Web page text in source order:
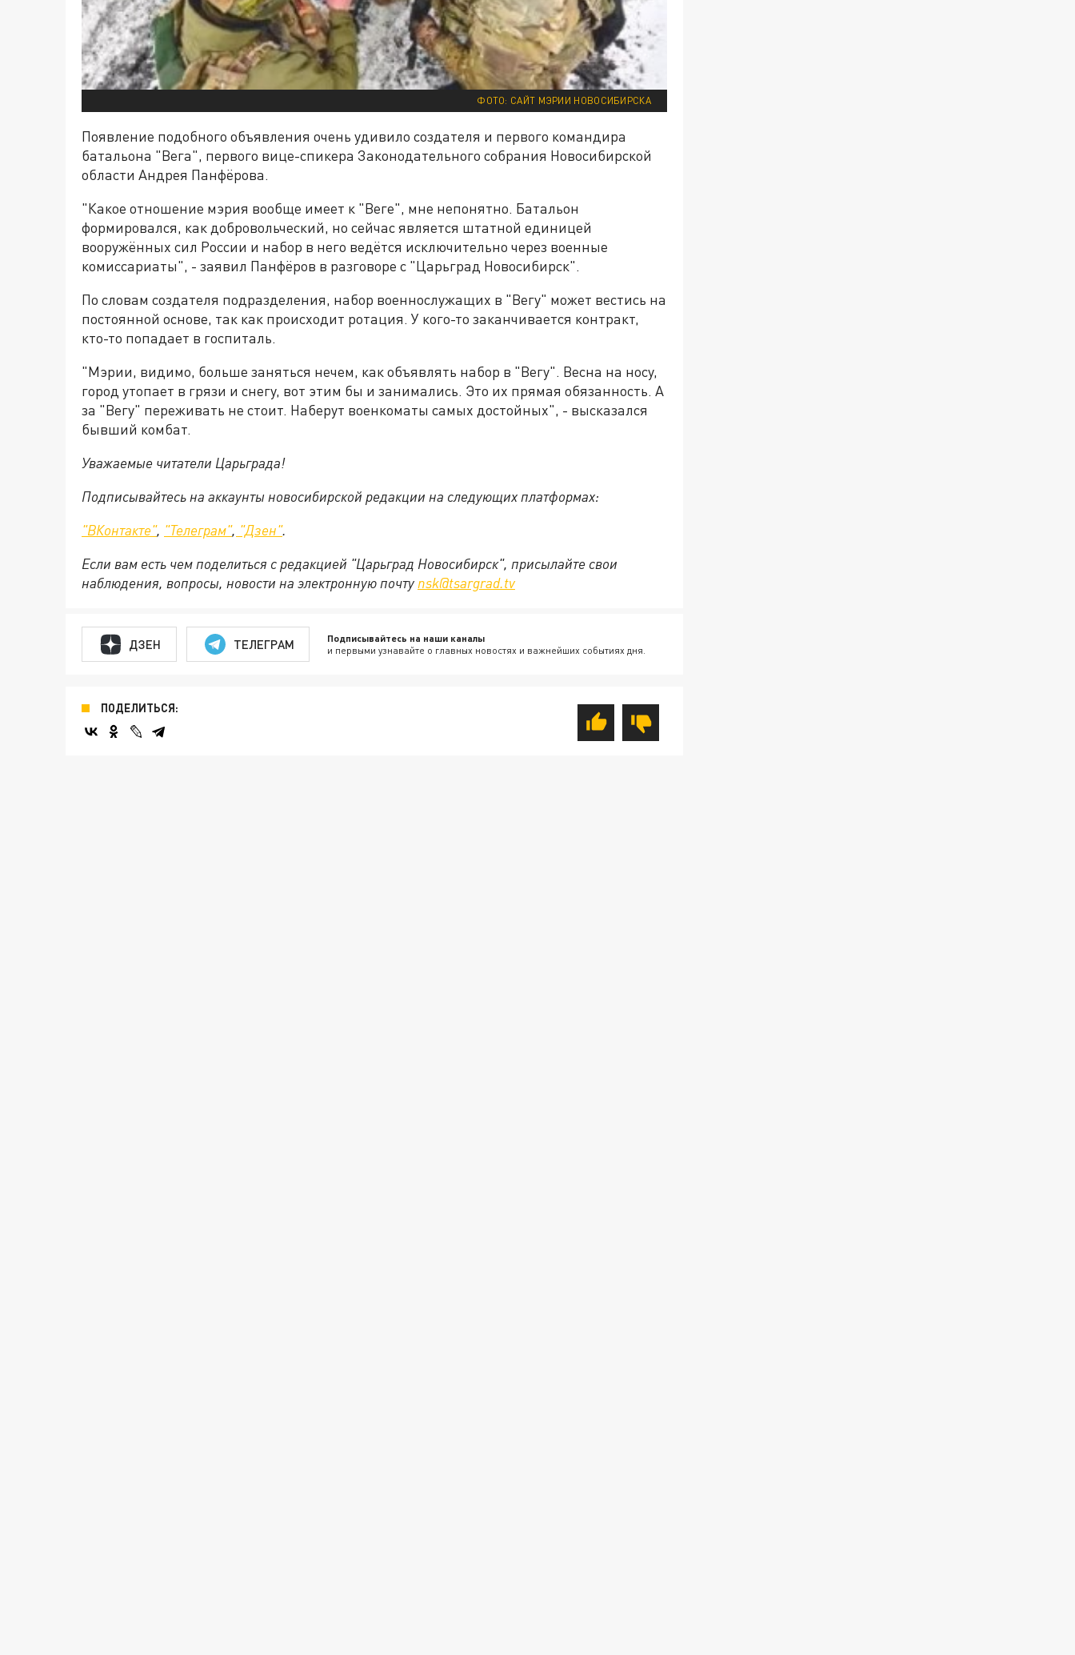
ФОТО: САЙТ МЭРИИ НОВОСИБИРСКА
Появление подобного объявления очень удивило создателя и первого командира
батальона "Вега", первого вице-спикера Законодательного собрания Новосибирской
области Андрея Панфёрова.
"Какое отношение мэрия вообще имеет к "Веге", мне непонятно. Батальон
формировался, как добровольческий, но сейчас является штатной единицей
вооружённых сил России и набор в него ведётся исключительно через военные
комиссариаты", - заявил Панфёров в разговоре с "Царьград Новосибирск".
По словам создателя подразделения, набор военнослужащих в "Вегу" может вестись на
постоянной основе, так как происходит ротация. У кого-то заканчивается контракт,
кто-то попадает в госпиталь.
"Мэрии, видимо, больше заняться нечем, как объявлять набор в "Вегу". Весна на носу,
город утопает в грязи и снегу, вот этим бы и занимались. Это их прямая обязанность. А
за "Вегу" переживать не стоит. Наберут военкоматы самых достойных", - высказался
бывший комбат.
Уважаемые читатели Царьграда!
Подписывайтесь на аккаунты новосибирской редакции на следующих платформах:
"ВКонтакте", "Телеграм", "Дзен".
Если вам есть чем поделиться с редакцией "Царьград Новосибирск", присылайте свои
наблюдения, вопросы, новости на электронную почту nsk@tsargrad.tv
ДЗЕН ТЕЛЕГРАМ Подписывайтесь на наши каналы
и первыми узнавайте о главных новостях и важнейших событиях дня.
ПОДЕЛИТЬСЯ: